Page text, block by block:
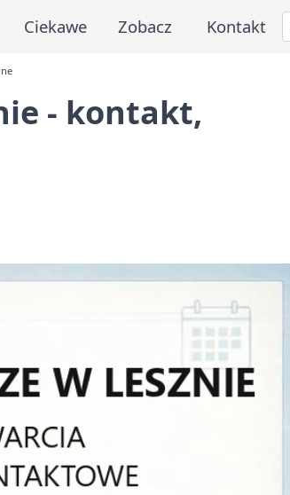
Ciekawe Zobacz Kontakt
- kontakt,